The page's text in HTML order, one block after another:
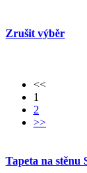
Zrušit výběr
<<
1
2
>>
Tapeta na stěnu